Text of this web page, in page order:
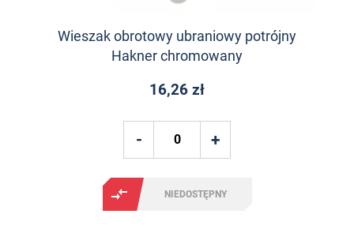
Wieszak obrotowy ubraniowy potrójny
Hakner chromowany
16,26 zł
NIEDOSTĘPNY